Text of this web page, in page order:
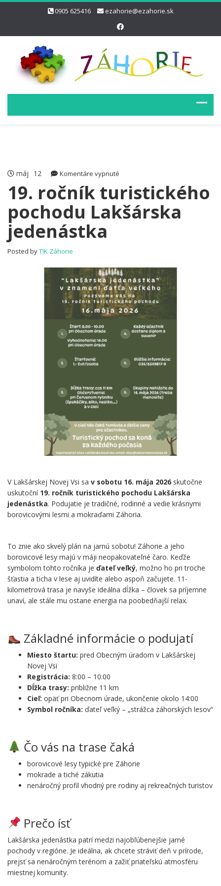
0905 625416 ezahorie@ezahorie.sk
máj 12 Komentáre vypnuté
ročník
turistického
pochodu
19. ročník turistického
pochodu Lakšárska
jedenástka
Posted byTIK Záhorie
V Lakšárskej Novej Vsi sa v sobotu 16. mája 2026 skutočne
uskutoční 19. ročník turistického pochodu Lakšárska
jedenástka. Podujatie je tradičné, rodinné a vedie krásnymi
borovicovými lesmi a mokraďami Záhoria.
To znie ako skvelý plán na jarnú sobotu! Záhorie a jeho
borovicové lesy majú v máji neopakovateľné čaro. Keďže
symbolom tohto ročníka je ďateľ veľký, možno ho pri troche
šťastia a ticha v lese aj uvidíte alebo aspoň začujete. 11-
kilometrová trasa je navyše ideálna dĺžka – človek sa príjemne
unaví, ale stále mu ostane energia na poobedňajší relax.
Základné informácie o podujatí
Miesto štartu: pred Obecným úradom v Lakšárskej
Novej Vsi
Registrácia: 8:00 – 10:00
Dĺžka trasy: približne 11 km
Cieľ: opäť pri Obecnom úrade, ukončenie okolo 14:00
Symbol ročníka: ďateľ veľký – „strážca záhorských lesov“
Čo vás na trase čaká
borovicové lesy typické pre Záhorie
mokrade a tiché zákutia
nenáročný profil vhodný pre rodiny aj rekreačných turistov
Prečo ísť
Lakšárska jedenástka patrí medzi najobľúbenejšie jarné
pochody v regióne. Je ideálna, ak chcete stráviť deň v prírode,
prejsť sa nenáročným terénom a zažiť priateľskú atmosféru
miestnej komunity.